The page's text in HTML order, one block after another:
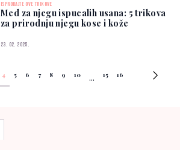
ISPROBAJTE OVE TRIKOVE
Med za njegu ispucalih usana: 5 trikova
za prirodnju njegu kose i kože
23. 02. 2025.
4 5 6 7 8 9 10 ... 15 16